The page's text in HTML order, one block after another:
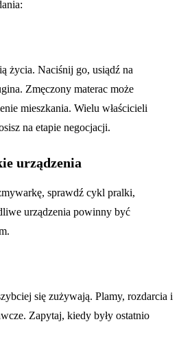
życia. Naciśnij go, usiądź na
Zmęczony materac może
mieszkania. Wielu właścicieli
na etapie negocjacji.
urządzenia
sprawdź cykl pralki,
urządzenia powinny być
się zużywają. Plamy, rozdarcia i
Zapytaj, kiedy były ostatnio